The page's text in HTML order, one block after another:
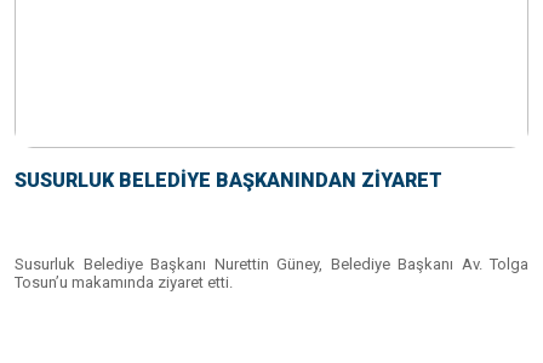
SUSURLUK BELEDİYE BAŞKANINDAN ZİYARET
Susurluk Belediye Başkanı Nurettin Güney, Belediye Başkanı Av. Tolga
Tosun’u makamında ziyaret etti.